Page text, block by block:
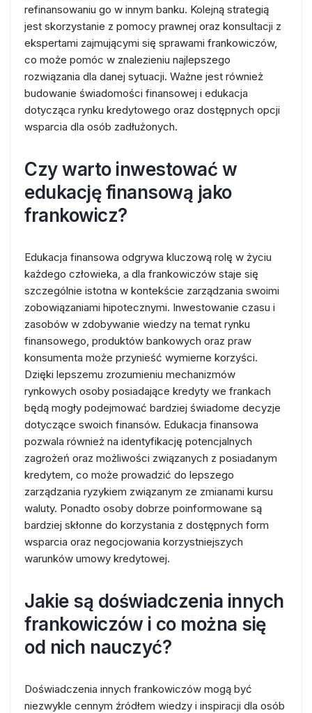
refinansowaniu go w innym banku. Kolejną strategią
jest skorzystanie z pomocy prawnej oraz konsultacji z
ekspertami zajmującymi się sprawami frankowiczów,
co może pomóc w znalezieniu najlepszego
rozwiązania dla danej sytuacji. Ważne jest również
budowanie świadomości finansowej i edukacja
dotycząca rynku kredytowego oraz dostępnych opcji
wsparcia dla osób zadłużonych.
Czy warto inwestować w
edukację finansową jako
frankowicz?
Edukacja finansowa odgrywa kluczową rolę w życiu
każdego człowieka, a dla frankowiczów staje się
szczególnie istotna w kontekście zarządzania swoimi
zobowiązaniami hipotecznymi. Inwestowanie czasu i
zasobów w zdobywanie wiedzy na temat rynku
finansowego, produktów bankowych oraz praw
konsumenta może przynieść wymierne korzyści.
Dzięki lepszemu zrozumieniu mechanizmów
rynkowych osoby posiadające kredyty we frankach
będą mogły podejmować bardziej świadome decyzje
dotyczące swoich finansów. Edukacja finansowa
pozwala również na identyfikację potencjalnych
zagrożeń oraz możliwości związanych z posiadanym
kredytem, co może prowadzić do lepszego
zarządzania ryzykiem związanym ze zmianami kursu
waluty. Ponadto osoby dobrze poinformowane są
bardziej skłonne do korzystania z dostępnych form
wsparcia oraz negocjowania korzystniejszych
warunków umowy kredytowej.
Jakie są doświadczenia innych
frankowiczów i co można się
od nich nauczyć?
Doświadczenia innych frankowiczów mogą być
niezwykle cennym źródłem wiedzy i inspiracji dla osób